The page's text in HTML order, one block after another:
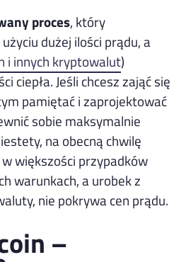
proces, który
dużej ilości prądu, a
i innych kryptowalut)
ciepła. Jeśli chcesz zająć się
pamiętać i zaprojektować
sobie maksymalnie
na obecną chwilę
większości przypadków
warunkach, a urobek z
nie pokrywa cen prądu.
–